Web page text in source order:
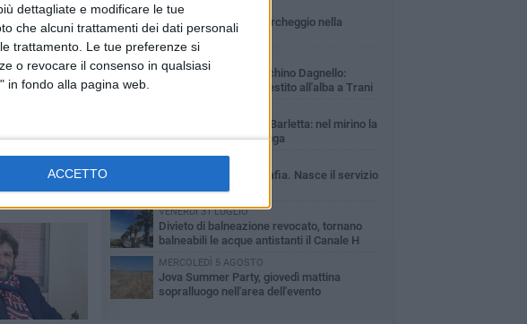
dettagliate e modificare le tue
che alcuni trattamenti dei dati personali
trattamento. Le tue preferenze si
o revocare il consenso in qualsiasi
in fondo alla pagina web.
ACCETTO
e fiori
Academy
«Non
formazione,
VENERDÌ 31 LUGLIO
Inaugurato il nuovo parcheggio nella
stazione di Barletta
MERCOLEDÌ 5 AGOSTO
Barletta piange Gioacchino Dagnello:
64enne barlettano investito all'alba a Trani
Rapina all'Ipercoop di Barletta: nel mirino la
gioielleria, banditi in fuga
DOMENICA 2 AGOSTO
Beni confiscati alla mafia. Nasce il servizio
di Co-housing
VENERDÌ 31 LUGLIO
Divieto di balneazione revocato, tornano
balneabili le acque antistanti il Canale H
MERCOLEDÌ 5 AGOSTO
Jova Summer Party, giovedì mattina
sopralluogo nell'area dell'evento